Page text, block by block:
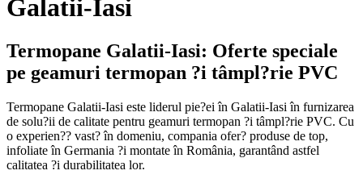
Galatii-Iasi
Termopane Galatii-Iasi: Oferte speciale
pe geamuri termopan ?i tâmpl?rie PVC
Termopane Galatii-Iasi este liderul pie?ei în Galatii-Iasi în furnizarea
de solu?ii de calitate pentru geamuri termopan ?i tâmpl?rie PVC. Cu
o experien?? vast? în domeniu, compania ofer? produse de top,
infoliate în Germania ?i montate în România, garantând astfel
calitatea ?i durabilitatea lor.